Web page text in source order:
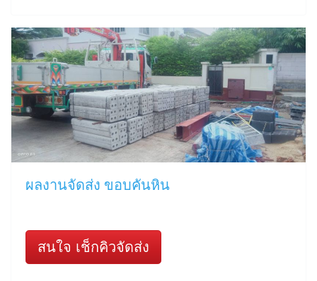
ผลงานจัดส่ง ขอบคันหิน
สนใจ เช็กคิวจัดส่ง